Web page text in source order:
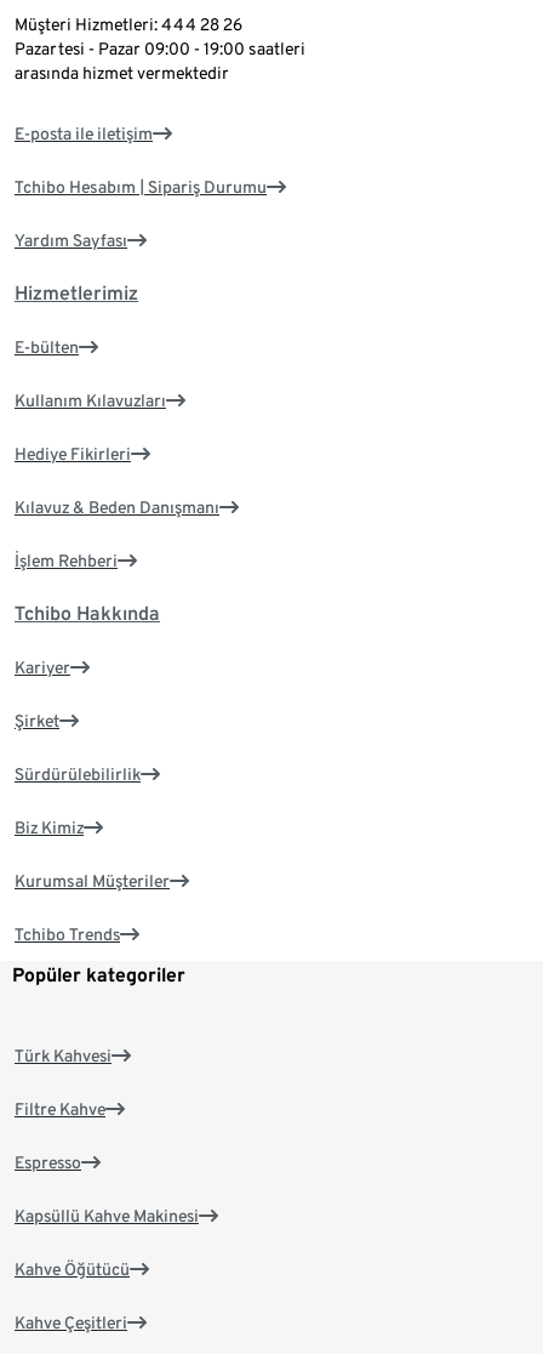
Müşteri Hizmetleri: 444 28 26
Pazartesi - Pazar 09:00 - 19:00 saatleri
arasında hizmet vermektedir
E-posta ile iletişim
Tchibo Hesabım | Sipariş Durumu
Yardım Sayfası
Hizmetlerimiz
E-bülten
Kullanım Kılavuzları
Hediye Fikirleri
Kılavuz & Beden Danışmanı
İşlem Rehberi
Tchibo Hakkında
Kariyer
Şirket
Sürdürülebilirlik
Biz Kimiz
Kurumsal Müşteriler
Tchibo Trends
Popüler kategoriler
Türk Kahvesi
Filtre Kahve
Espresso
Kapsüllü Kahve Makinesi
Kahve Öğütücü
Kahve Çeşitleri